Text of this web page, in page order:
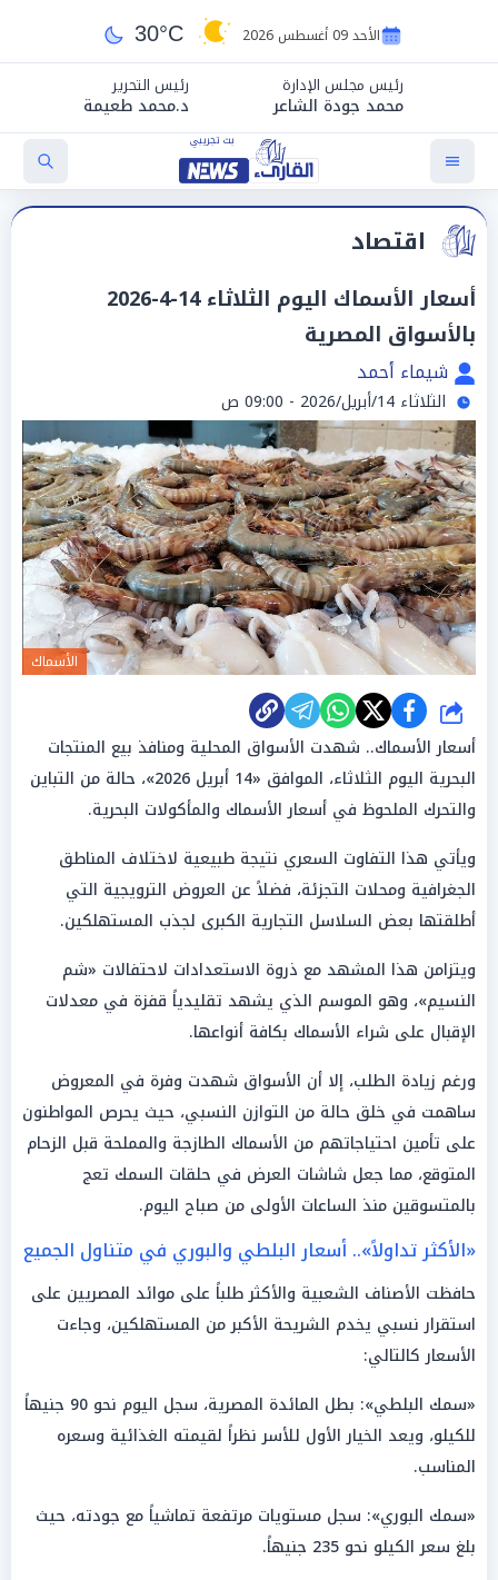
الأحد 09 أغسطس 2026 30°C
رئيس مجلس الإدارة
محمد جودة الشاعر
رئيس التحرير
د.محمد طعيمة
اقتصاد
أسعار الأسماك اليوم الثلاثاء 14-4-2026
بالأسواق المصرية
شيماء أحمد
الثلاثاء 14/أبريل/2026 - 09:00 ص
الأسماك
شارك
أسعار الأسماك.. شهدت الأسواق المحلية ومنافذ بيع المنتجات
البحرية اليوم الثلاثاء، الموافق «14 أبريل 2026»، حالة من التباين
والتحرك الملحوظ في أسعار الأسماك والمأكولات البحرية.
ويأتي هذا التفاوت السعري نتيجة طبيعية لاختلاف المناطق
الجغرافية ومحلات التجزئة، فضلاً عن العروض الترويجية التي
أطلقتها بعض السلاسل التجارية الكبرى لجذب المستهلكين.
ويتزامن هذا المشهد مع ذروة الاستعدادات لاحتفالات «شم
النسيم»، وهو الموسم الذي يشهد تقليدياً قفزة في معدلات
الإقبال على شراء الأسماك بكافة أنواعها.
ورغم زيادة الطلب، إلا أن الأسواق شهدت وفرة في المعروض
ساهمت في خلق حالة من التوازن النسبي، حيث يحرص المواطنون
على تأمين احتياجاتهم من الأسماك الطازجة والمملحة قبل الزحام
المتوقع، مما جعل شاشات العرض في حلقات السمك تعج
بالمتسوقين منذ الساعات الأولى من صباح اليوم.
«الأكثر تداولاً».. أسعار البلطي والبوري في متناول الجميع
حافظت الأصناف الشعبية والأكثر طلباً على موائد المصريين على
استقرار نسبي يخدم الشريحة الأكبر من المستهلكين، وجاءت
الأسعار كالتالي:
«سمك البلطي»: بطل المائدة المصرية، سجل اليوم نحو 90 جنيهاً
للكيلو، ويعد الخيار الأول للأسر نظراً لقيمته الغذائية وسعره
المناسب.
«سمك البوري»: سجل مستويات مرتفعة تماشياً مع جودته، حيث
بلغ سعر الكيلو نحو 235 جنيهاً.